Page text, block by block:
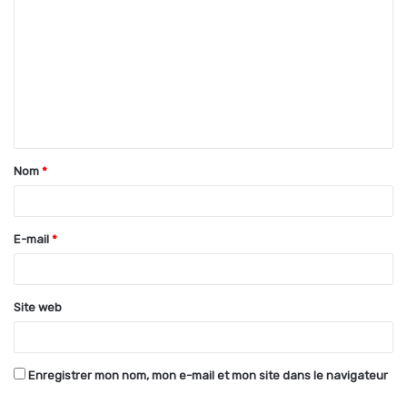
t
a
e
*
Nom *
E-mail *
Site web
Enregistrer mon nom, mon e-mail et mon site dans le navigateur